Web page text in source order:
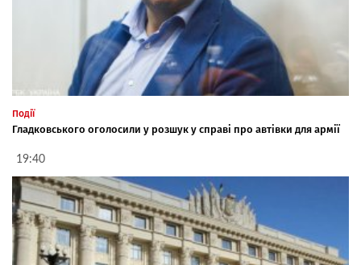
Події
Гладковського оголосили у розшук у справі про автівки для армії
19:40